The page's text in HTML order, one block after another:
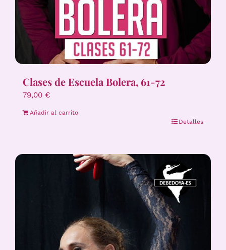
Clases de Escuela Bolera, 61-72
79,00 €
Añadir al carrito
Detalles